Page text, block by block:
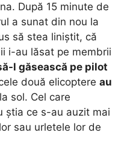
După 15 minute de
a sunat din nou la
să stea liniștit, că
i-au lăsat pe membrii
l găsească pe pilot
două elicoptere au
sol. Cel care
știa ce s-au auzit mai
sau urletele lor de